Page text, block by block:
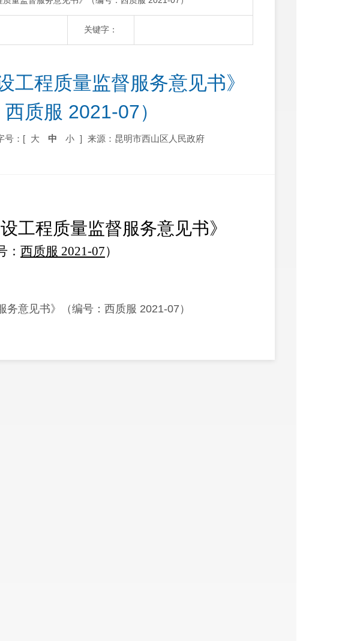
关键字：
工程质量监督服务意见书》
西质服 2021-07）
号：[ 大 中 小 ] 来源：昆明市西山区人民政府
工程质量监督服务意见书》
： 西质服 2021-07）
意见书》（编号：西质服 2021-07）